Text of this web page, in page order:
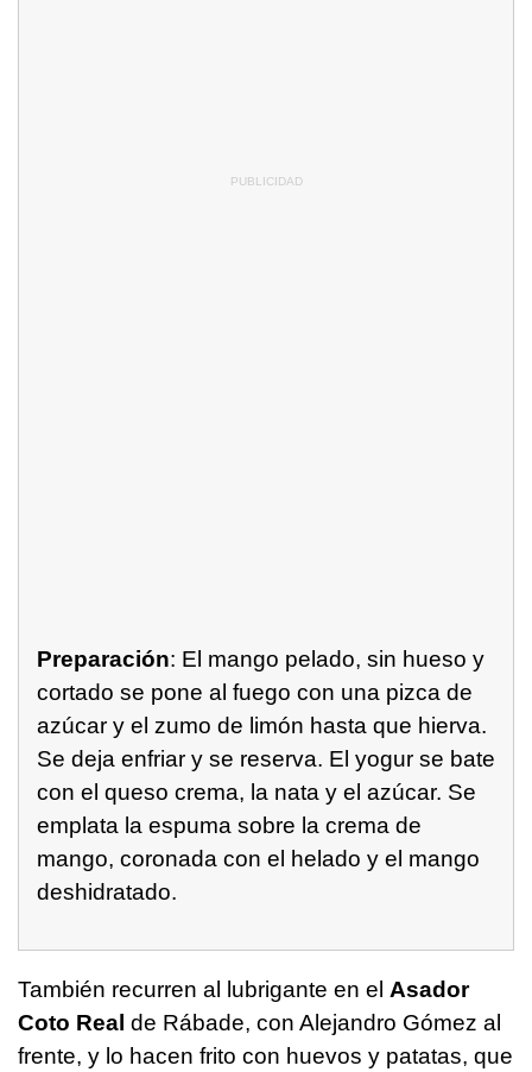
Preparación: El mango pelado, sin hueso y
cortado se pone al fuego con una pizca de
azúcar y el zumo de limón hasta que hierva.
Se deja enfriar y se reserva. El yogur se bate
con el queso crema, la nata y el azúcar. Se
emplata la espuma sobre la crema de
mango, coronada con el helado y el mango
deshidratado.
También recurren al lubrigante en el Asador
Coto Real de Rábade, con Alejandro Gómez al
frente, y lo hacen frito con huevos y patatas, que